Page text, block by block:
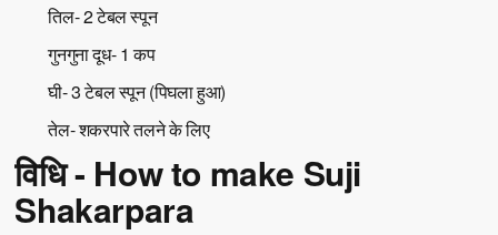
तिल- 2 टेबल स्पून
गुनगुना दूध- 1 कप
घी- 3 टेबल स्पून (पिघला हुआ)
तेल- शकरपारे तलने के लिए
विधि - How to make Suji
Shakarpara